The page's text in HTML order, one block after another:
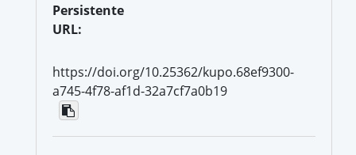
Persistente
URL:
https://doi.org/10.25362/kupo.68ef9300-
a745-4f78-af1d-32a7cf7a0b19